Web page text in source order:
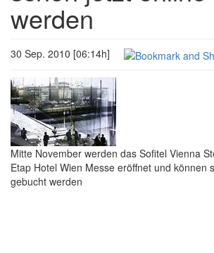
werden
30 Sep. 2010 [06:14h]
Mitte November werden das Sofitel Vienna
Etap Hotel Wien Messe eröffnet und können
gebucht werden